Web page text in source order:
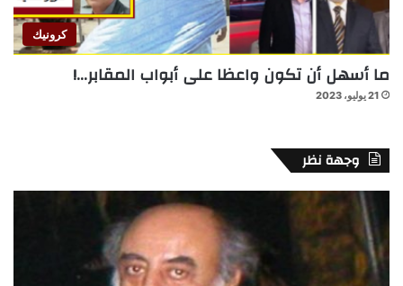
كرونيك
ما أسهل أن تكون واعظا على أبواب المقابر…!
21 يوليو، 2023
وجهة نظر